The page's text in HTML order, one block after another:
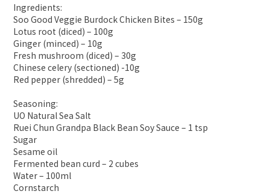
Ingredients:
Soo Good Veggie Burdock Chicken Bites – 150g
Lotus root (diced) – 100g
Ginger (minced) – 10g
Fresh mushroom (diced) – 30g
Chinese celery (sectioned) -10g
Red pepper (shredded) – 5g
Seasoning:
UO Natural Sea Salt
Ruei Chun Grandpa Black Bean Soy Sauce – 1 tsp
Sugar
Sesame oil
Fermented bean curd – 2 cubes
Water – 100ml
Cornstarch